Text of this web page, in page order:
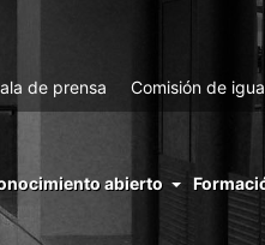
de prensa Comisión de
abierto